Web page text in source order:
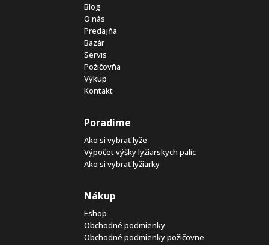
Blog
O nás
Predajňa
Bazár
Servis
Požičovňa
Výkup
Kontakt
Poradíme
Ako si vybrať lyže
Výpočet výšky lyžiarskych palíc
Ako si vybrať lyžiarky
Nákup
Eshop
Obchodné podmienky
Obchodné podmienky požičovne